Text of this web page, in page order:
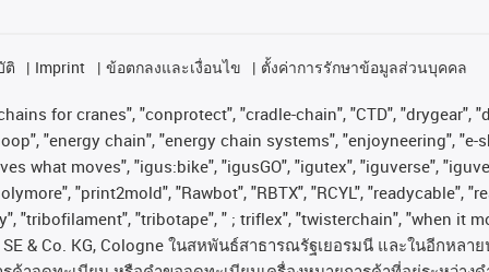
ติ Imprint ข้อตกลงและเงื่อนไข ตั้งค่าการรักษาข้อมูลส่วนบุคคล
for cranes", "conprotect", "cradle-chain", "CTD", "drygear",
"energy chain", "energy chain systems", "enjoyneering", "e-
what moves", "igus:bike", "igusGO", "igutex", "iguverse",
"print2mold", "Rawbot", "RBTX", "RCYL", "readycable",
"tribofilament", "tribotape", " ; triflex", "twisterchain", "when it
& Co. KG, Cologne ในสหพันธ์สาธารณรัฐเยอรมนี และในอีกหลาย